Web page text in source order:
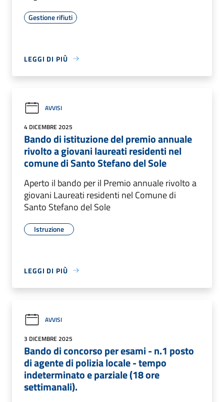
Gestione rifiuti
LEGGI DI PIÙ
AVVISI
4 DICEMBRE 2025
Bando di istituzione del premio annuale
rivolto a giovani laureati residenti nel
comune di Santo Stefano del Sole
Aperto il bando per il Premio annuale rivolto a
giovani Laureati residenti nel Comune di
Santo Stefano del Sole
Istruzione
LEGGI DI PIÙ
AVVISI
3 DICEMBRE 2025
Bando di concorso per esami - n.1 posto
di agente di polizia locale - tempo
indeterminato e parziale (18 ore
settimanali).